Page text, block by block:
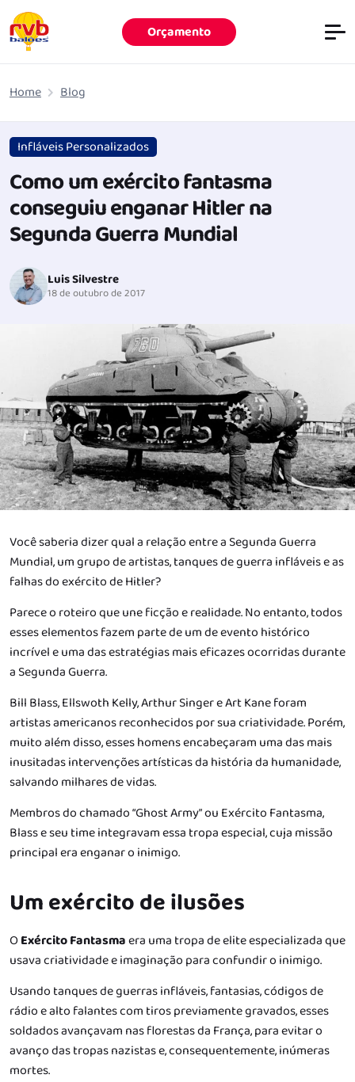
Orçamento
Home Blog
Infláveis Personalizados
Como um exército fantasma
conseguiu enganar Hitler na
Segunda Guerra Mundial
Luis Silvestre
18 de outubro de 2017
Você saberia dizer qual a relação entre a Segunda Guerra
Mundial, um grupo de artistas, tanques de guerra infláveis e as
falhas do exército de Hitler?
Parece o roteiro que une ficção e realidade. No entanto, todos
esses elementos fazem parte de um de evento histórico
incrível e uma das estratégias mais eficazes ocorridas durante
a Segunda Guerra.
Bill Blass, Ellswoth Kelly, Arthur Singer e Art Kane foram
artistas americanos reconhecidos por sua criatividade. Porém,
muito além disso, esses homens encabeçaram uma das mais
inusitadas intervenções artísticas da história da humanidade,
salvando milhares de vidas.
Membros do chamado“Ghost Army”ou Exército Fantasma,
Blass e seu time integravam essa tropa especial, cuja missão
principal eraenganar o inimigo.
Um exército de ilusões
OExército Fantasmaera uma tropa de elite especializada que
usava criatividade e imaginação para confundir o inimigo.
Usando tanques de guerras infláveis, fantasias, códigos de
rádio e alto falantes com tiros previamente gravados, esses
soldados avançavam nas florestas da França, para evitar o
avanço das tropas nazistas e, consequentemente, inúmeras
mortes.